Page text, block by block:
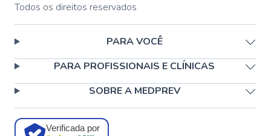
Todos os direitos reservados
PARA VOCÊ
PARA PROFISSIONAIS E CLÍNICAS
SOBRE A MEDPREV
Verificada por